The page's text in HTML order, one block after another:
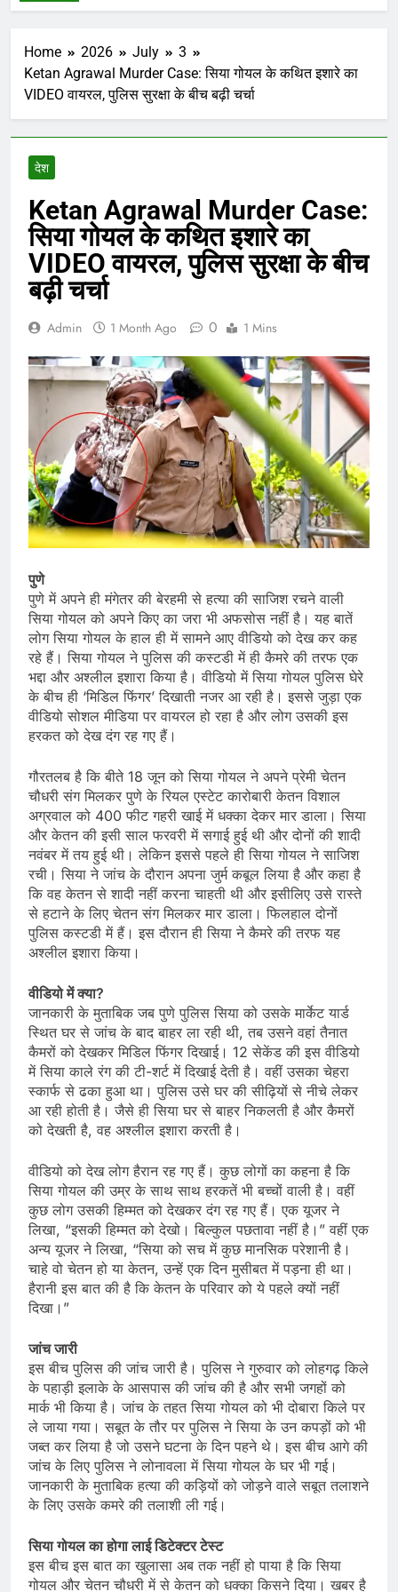
Home 2026 July
3
Ketan Agrawal Murder Case: सिया गोयल के कथित इशारे का
VIDEO वायरल, पुलिस सुरक्षा के बीच बढ़ी चर्चा
देश
Ketan Agrawal Murder Case:
सिया गोयल के कथित इशारे का
VIDEO वायरल, पुलिस सुरक्षा के बीच
बढ़ी चर्चा
Admin 1 Month Ago 0 1 Mins
पुणे
पुणे में अपने ही मंगेतर की बेरहमी से हत्या की साजिश रचने वाली
सिया गोयल को अपने किए का जरा भी अफसोस नहीं है। यह बातें
लोग सिया गोयल के हाल ही में सामने आए वीडियो को देख कर कह
रहे हैं। सिया गोयल ने पुलिस की कस्टडी में ही कैमरे की तरफ एक
भद्दा और अश्लील इशारा किया है। वीडियो में सिया गोयल पुलिस घेरे
के बीच ही ‘मिडिल फिंगर’ दिखाती नजर आ रही है। इससे जुड़ा एक
वीडियो सोशल मीडिया पर वायरल हो रहा है और लोग उसकी इस
हरकत को देख दंग रह गए हैं।
गौरतलब है कि बीते 18 जून को सिया गोयल ने अपने प्रेमी चेतन
चौधरी संग मिलकर पुणे के रियल एस्टेट कारोबारी केतन विशाल
अग्रवाल को 400 फीट गहरी खाई में धक्का देकर मार डाला। सिया
और केतन की इसी साल फरवरी में सगाई हुई थी और दोनों की शादी
नवंबर में तय हुई थी। लेकिन इससे पहले ही सिया गोयल ने साजिश
रची। सिया ने जांच के दौरान अपना जुर्म कबूल लिया है और कहा है
कि वह केतन से शादी नहीं करना चाहती थी और इसीलिए उसे रास्ते
से हटाने के लिए चेतन संग मिलकर मार डाला। फिलहाल दोनों
पुलिस कस्टडी में हैं। इस दौरान ही सिया ने कैमरे की तरफ यह
अश्लील इशारा किया।
वीडियो में क्या?
जानकारी के मुताबिक जब पुणे पुलिस सिया को उसके मार्केट यार्ड
स्थित घर से जांच के बाद बाहर ला रही थी, तब उसने वहां तैनात
कैमरों को देखकर मिडिल फिंगर दिखाई। 12 सेकेंड की इस वीडियो
में सिया काले रंग की टी-शर्ट में दिखाई देती है। वहीं उसका चेहरा
स्कार्फ से ढका हुआ था। पुलिस उसे घर की सीढ़ियों से नीचे लेकर
आ रही होती है। जैसे ही सिया घर से बाहर निकलती है और कैमरों
को देखती है, वह अश्लील इशारा करती है।
वीडियो को देख लोग हैरान रह गए हैं। कुछ लोगों का कहना है कि
सिया गोयल की उम्र के साथ साथ हरकतें भी बच्चों वाली है। वहीं
कुछ लोग उसकी हिम्मत को देखकर दंग रह गए हैं। एक यूजर ने
लिखा, “इसकी हिम्मत को देखो। बिल्कुल पछतावा नहीं है।” वहीं एक
अन्य यूजर ने लिखा, “सिया को सच में कुछ मानसिक परेशानी है।
चाहे वो चेतन हो या केतन, उन्हें एक दिन मुसीबत में पड़ना ही था।
हैरानी इस बात की है कि केतन के परिवार को ये पहले क्यों नहीं
दिखा।”
जांच जारी
इस बीच पुलिस की जांच जारी है। पुलिस ने गुरुवार को लोहगढ़ किले
के पहाड़ी इलाके के आसपास की जांच की है और सभी जगहों को
मार्क भी किया है। जांच के तहत सिया गोयल को भी दोबारा किले पर
ले जाया गया। सबूत के तौर पर पुलिस ने सिया के उन कपड़ों को भी
जब्त कर लिया है जो उसने घटना के दिन पहने थे। इस बीच आगे की
जांच के लिए पुलिस ने लोनावला में सिया गोयल के घर भी गई।
जानकारी के मुताबिक हत्या की कड़ियों को जोड़ने वाले सबूत तलाशने
के लिए उसके कमरे की तलाशी ली गई।
सिया गोयल का होगा लाई डिटेक्टर टेस्ट
इस बीच इस बात का खुलासा अब तक नहीं हो पाया है कि सिया
गोयल और चेतन चौधरी में से केतन को धक्का किसने दिया। खबर है